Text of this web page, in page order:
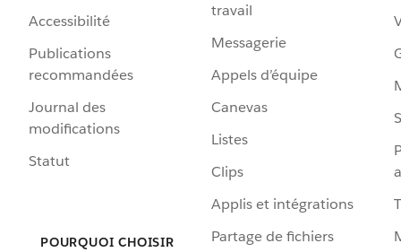
Accessibilité
Publications
recommandées
Journal des
modifications
Statut
POURQUOI CHOISIR
travail
Messagerie
Appels d’équipe
Canevas
Listes
Clips
Applis et intégrations
Partage de fichiers